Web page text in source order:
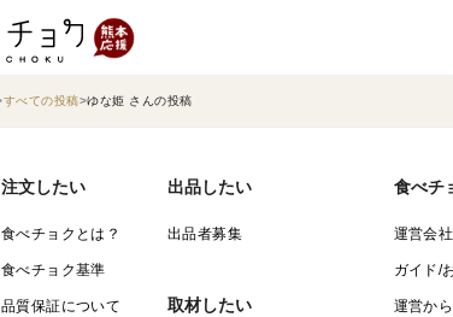
すべての投稿 ゆな姫 さんの投稿
注文したい
食べチョクとは？
食べチョク基準
品質保証について
出品したい
出品者募集
取材したい
食べチ
運営会社
ガイド/
運営か